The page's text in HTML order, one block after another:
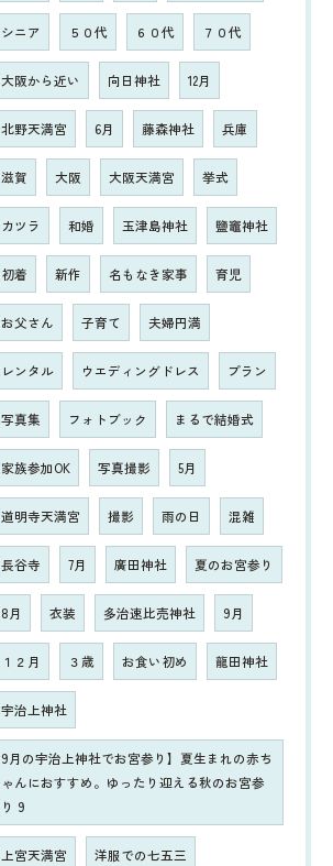
シニア ５０代 ６０代 ７０代
大阪から近い 向日神社 12月
北野天満宮 6月 藤森神社 兵庫
滋賀 大阪 大阪天満宮 挙式
カツラ 和婚 玉津島神社 鹽竈神社
初着 新作 名もなき家事 育児
お父さん 子育て 夫婦円満
レンタル ウエディングドレス プラン
写真集 フォトブック まるで結婚式
家族参加OK 写真撮影 5月
道明寺天満宮 撮影 雨の日 混雑
長谷寺 7月 廣田神社 夏のお宮参り
8月 衣装 多治速比売神社 9月
１２月 ３歳 お食い初め 龍田神社
宇治上神社
9月の宇治上神社でお宮参り】夏生まれの赤ち
ゃんにおすすめ。ゆったり迎える秋のお宮参
り 9
上宮天満宮 洋服での七五三